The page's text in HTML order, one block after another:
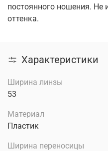
постоянного ношения. Не
оттенка.
Характеристики
Ширина линзы
53
Материал
Пластик
Ширина переносицы